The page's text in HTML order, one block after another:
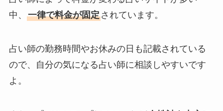
中、 一律で料金が固定されています。
占い師の勤務時間やお休みの日も記載されている
ので、自分の気になる占い師に相談しやすいです
よ。